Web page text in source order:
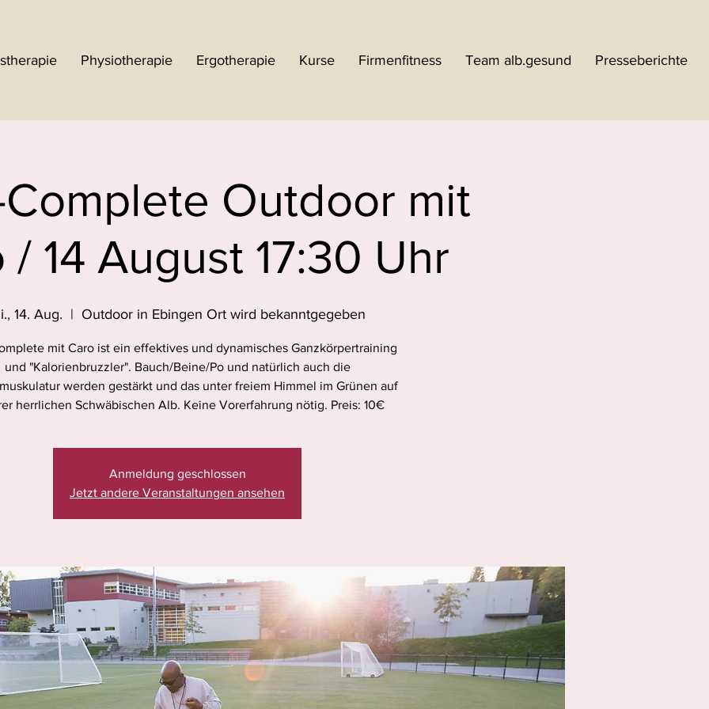
Physiotherapie Ergotherapie Kurse Firmenfitness Team alb.gesund Presseberichte
Outdoor mit
/ 14 August 17:30 Uhr
14. Aug.
  |
Outdoor in Ebingen Ort wird bekanntgegeben
mit Caro ist ein effektives und dynamisches Ganzkörpertraining
und "Kalorienbruzzler". Bauch/Beine/Po und natürlich auch die
werden gestärkt und das unter freiem Himmel im Grünen auf
herrlichen Schwäbischen Alb. Keine Vorerfahrung nötig. Preis: 10€
Anmeldung geschlossen
Jetzt andere Veranstaltungen ansehen